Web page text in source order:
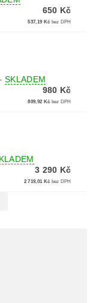
650 Kč
537,19 Kč bez DPH
SKLADEM
980 Kč
809,92 Kč bez DPH
3 290 Kč
2 719,01 Kč bez DPH